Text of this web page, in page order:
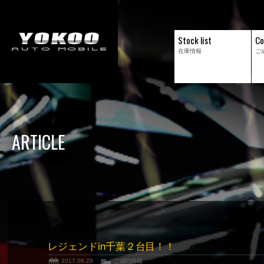
Stock list
在庫情報 ご
ARTICLE
レジェンドin千葉２台目！！
2017.08.28 ご成約情報